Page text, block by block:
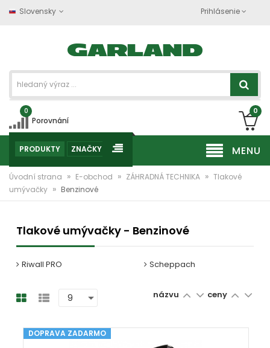
Slovensky Prihlásenie
0
Porovnání
0
MENU
PRODUKTY ZNAČKY
Úvodní strana » E-obchod » ZÁHRADNÁ TECHNIKA » Tlakové
umývačky » Benzinové
Tlakové umývačky - Benzinové
Riwall PRO Scheppach
názvu ceny
DOPRAVA ZADARMO